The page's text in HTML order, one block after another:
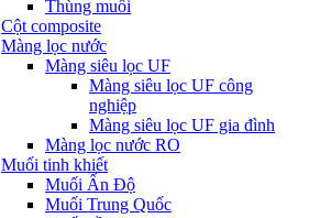
Thùng muối
Cột composite
Màng lọc nước
Màng siêu lọc UF
Màng siêu lọc UF công
nghiệp
Màng siêu lọc UF gia đình
Màng lọc nước RO
Muối tinh khiết
Muối Ấn Độ
Muối Trung Quốc